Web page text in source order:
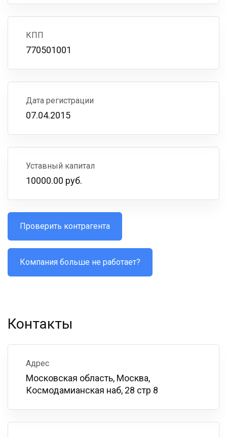
КПП
770501001
Дата регистрации
07.04.2015
Уставный капитал
10000.00 руб.
Проверить контрагента
Компания больше не работает?
Контакты
Адрес
Московская область, Москва,
Космодамианская наб, 28 стр 8